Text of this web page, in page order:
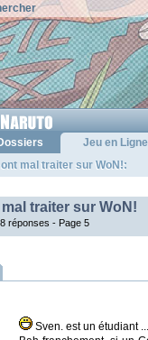
Jeu en Ligne
mal traiter sur WoN!:
traiter sur WoN!
réponses - Page 5
Sven. est un étudiant